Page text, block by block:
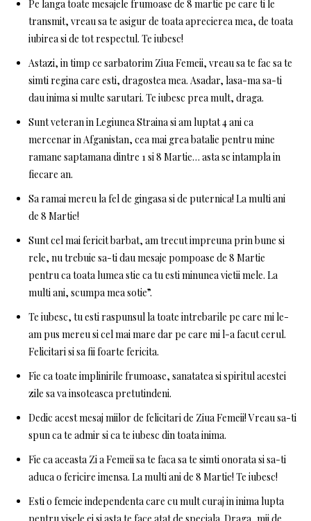
Pe langa toate mesajele frumoase de 8 martie pe care ti le
transmit, vreau sa te asigur de toata aprecierea mea, de toata
iubirea si de tot respectul. Te iubesc!
Astazi, in timp ce sarbatorim Ziua Femeii, vreau sa te fac sa te
simti regina care esti, dragostea mea. Asadar, lasa-ma sa-ti
dau inima si multe sarutari. Te iubesc prea mult, draga.
Sunt veteran in Legiunea Straina si am luptat 4 ani ca
mercenar in Afganistan, cea mai grea batalie pentru mine
ramane saptamana dintre 1 si 8 Martie… asta se intampla in
fiecare an.
Sa ramai mereu la fel de gingasa si de puternica! La multi ani
de 8 Martie!
Sunt cel mai fericit barbat, am trecut impreuna prin bune si
rele, nu trebuie sa-ti dau mesaje pompoase de 8 Martie
pentru ca toata lumea stie ca tu esti minunea vietii mele. La
multi ani, scumpa mea sotie”.
Te iubesc, tu esti raspunsul la toate intrebarile pe care mi le-
am pus mereu si cel mai mare dar pe care mi l-a facut cerul.
Felicitari si sa fii foarte fericita.
Fie ca toate implinirile frumoase, sanatatea si spiritul acestei
zile sa va insoteasca pretutindeni.
Dedic acest mesaj miilor de felicitari de Ziua Femeii! Vreau sa-ti
spun ca te admir si ca te iubesc din toata inima.
Fie ca aceasta Zi a Femeii sa te faca sa te simti onorata si sa-ti
aduca o fericire imensa. La multi ani de 8 Martie! Te iubesc!
Esti o femeie independenta care cu mult curaj in inima lupta